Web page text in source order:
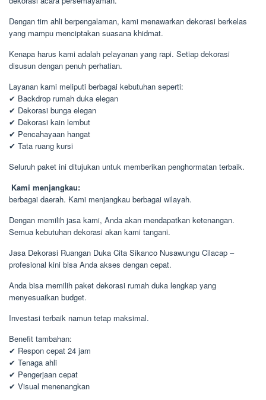
Dengan tim ahli berpengalaman, kami menawarkan dekorasi berkelas
yang mampu menciptakan suasana khidmat.
Kenapa harus kami adalah pelayanan yang rapi. Setiap dekorasi
disusun dengan penuh perhatian.
Layanan kami meliputi berbagai kebutuhan seperti:
✔ Backdrop rumah duka elegan
✔ Dekorasi bunga elegan
✔ Dekorasi kain lembut
✔ Pencahayaan hangat
✔ Tata ruang kursi
Seluruh paket ini ditujukan untuk memberikan penghormatan terbaik.
Kami menjangkau:
berbagai daerah. Kami menjangkau berbagai wilayah.
Dengan memilih jasa kami, Anda akan mendapatkan ketenangan.
Semua kebutuhan dekorasi akan kami tangani.
Jasa Dekorasi Ruangan Duka Cita Sikanco Nusawungu Cilacap –
profesional kini bisa Anda akses dengan cepat.
Anda bisa memilih paket dekorasi rumah duka lengkap yang
menyesuaikan budget.
Investasi terbaik namun tetap maksimal.
Benefit tambahan:
✔ Respon cepat 24 jam
✔ Tenaga ahli
✔ Pengerjaan cepat
✔ Visual menenangkan